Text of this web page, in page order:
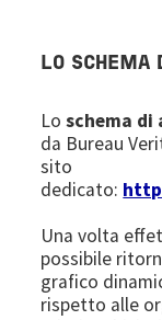
LO SCHEMA
Loschema
da Bureau
sito
dedicato:
Una volta
possibile
grafico
rispetto alle